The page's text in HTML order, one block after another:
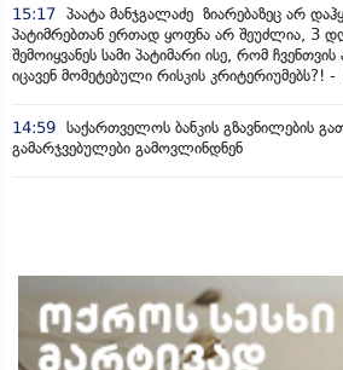
15:17 პაატა მანჯგალაძე ზიარებაზეც არ
პატიმრებთან ერთად ყოფნა არ შეუძლია, 3
შემოიყვანეს სამი პატიმარი ისე, რომ
იცავენ მომეტებული რისკის კრიტერიუმებს?! -
14:59 საქართველოს ბანკის გზავნილების
გამარჯვებულები გამოვლინდნენ